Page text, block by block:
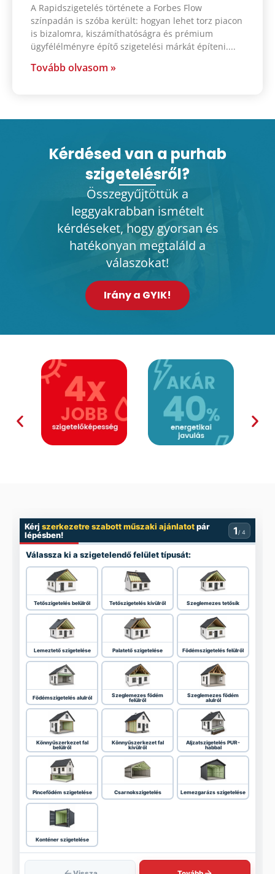
A Rapidszigetelés története a Forbes Flow
színpadán is szóba került: hogyan lehet torz piacon
is bizalomra, kiszámíthatóságra és prémium
ügyfélélményre építő szigetelési márkát építeni.
Tovább olvasom »
Kérdésed van a purhab
szigetelésről?
Összegyűjtöttük a
leggyakrabban ismételt
kérdéseket, hogy gyorsan és
hatékonyan megtaláld a
válaszokat!
Irány a GYIK!